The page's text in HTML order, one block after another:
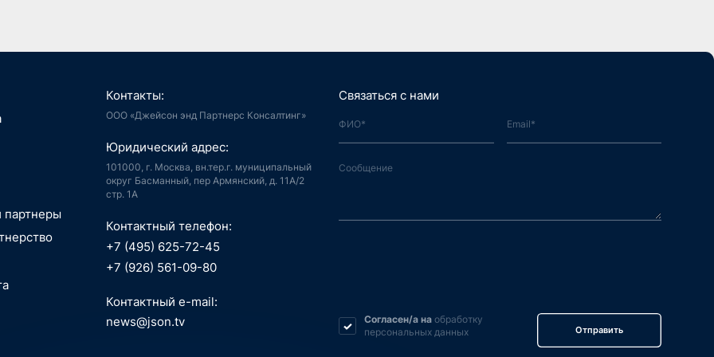
Интернет
LegalTech
данные,
4.0,
книги
АСУ ТП, IoT
3D
мотивация
БАС
город
3D
ИБ, КИИ
партнеры
Контакты:
ООО «Джейсон энд Партнерс Консалтинг»
Юридический адрес:
101000, г. Москва, вн.тер.г. муниципальный
округ Басманный, пер Армянский, д. 11А/2
стр. 1А
Контактный телефон:
+7 (495) 625-72-45
+7 (926) 561-09-80
Контактный e-mail:
news@json.tv
Связаться с нами
Согласен/а наобработку
персональных данных
Отправить